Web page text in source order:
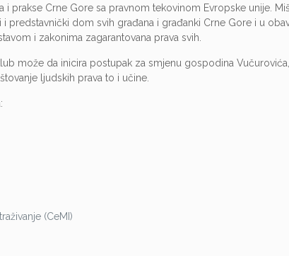
i prakse Crne Gore sa pravnom tekovinom Evropske unije.
i predstavnički dom svih građana i građanki Crne Gore i u
i zakonima zagarantovana prava svih.
može da inicira postupak za smjenu gospodina
ljudskih prava to i učine.
(CeMI)